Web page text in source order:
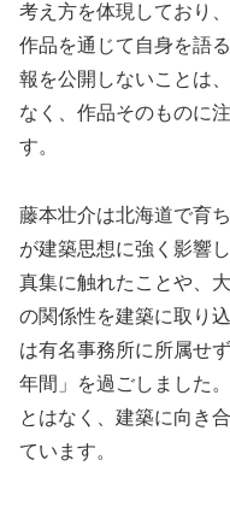
考え方を体現しており
作品を通じて自身を語
報を公開しないことは
なく、作品そのものに
す。
藤本壮介は北海道で育
が建築思想に強く影響
真集に触れたことや、
の関係性を建築に取り
は有名事務所に所属せ
年間」を過ごしました
とはなく、建築に向き
ています。